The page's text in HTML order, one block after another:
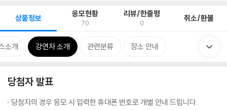
상품정보 응모현황
70
리뷰/한줄평
0 취소/환불
소개 강연자 소개 관련분류 장소 안내
당첨자 발표
당첨자의 경우 응모 시 입력한 휴대폰 번호로 개별 안내 드립니다.